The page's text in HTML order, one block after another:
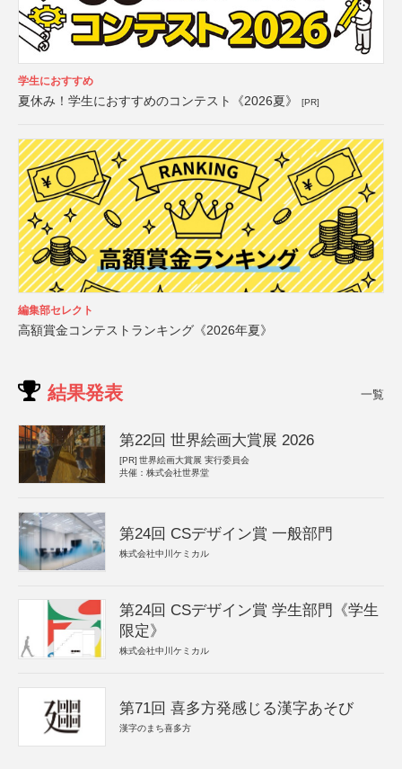
学生におすすめ
夏休み！学生におすすめのコンテスト《2026夏》 [PR]
編集部セレクト
高額賞金コンテストランキング《2026年夏》
結果発表 一覧
第22回 世界絵画大賞展 2026
[PR] 世界絵画大賞展 実行委員会
共催：株式会社世界堂
第24回 CSデザイン賞 一般部門
株式会社中川ケミカル
第24回 CSデザイン賞 学生部門《学生
限定》
株式会社中川ケミカル
第71回 喜多方発感じる漢字あそび
漢字のまち喜多方